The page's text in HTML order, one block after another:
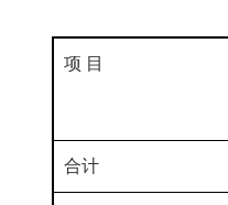
项 目
合计